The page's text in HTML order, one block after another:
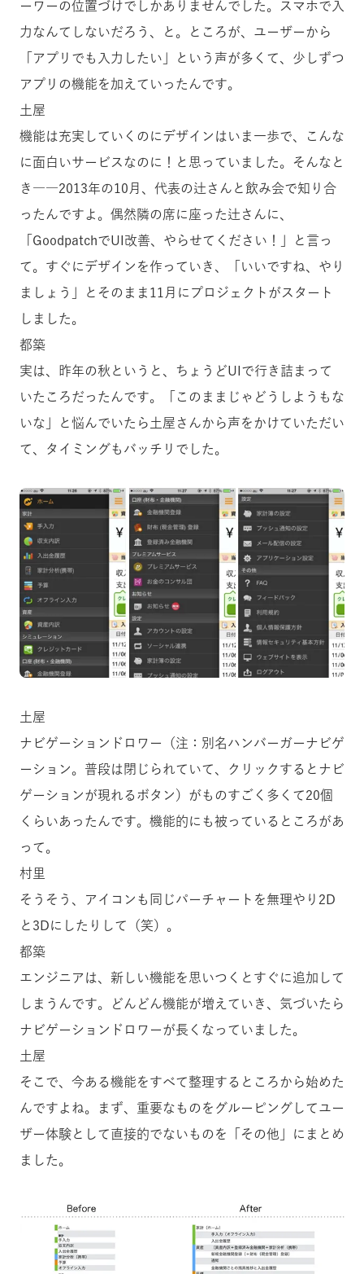
ーワーの位置づけでしかありませんでした。スマホで入
力なんてしないだろう、と。ところが、ユーザーから
「アプリでも入力したい」という声が多くて、少しずつ
アプリの機能を加えていったんです。
土屋
機能は充実していくのにデザインはいま一歩で、こんな
に面白いサービスなのに！と思っていました。そんなと
き――2013年の10月、代表の辻さんと飲み会で知り合
ったんですよ。偶然隣の席に座った辻さんに、
「GoodpatchでUI改善、やらせてください！」と言っ
て。すぐにデザインを作っていき、「いいですね、やり
ましょう」とそのまま11月にプロジェクトがスタート
しました。
都築
実は、昨年の秋というと、ちょうどUIで行き詰まって
いたころだったんです。「このままじゃどうしようもな
いな」と悩んでいたら土屋さんから声をかけていただい
て、タイミングもバッチリでした。
土屋
ナビゲーションドロワー（注：別名ハンバーガーナビゲ
ーション。普段は閉じられていて、クリックするとナビ
ゲーションが現れるボタン）がものすごく多くて20個
くらいあったんです。機能的にも被っているところがあ
って。
村里
そうそう、アイコンも同じパーチャートを無理やり2D
と3Dにしたりして（笑）。
都築
エンジニアは、新しい機能を思いつくとすぐに追加して
しまうんです。どんどん機能が増えていき、気づいたら
ナビゲーションドロワーが長くなっていました。
土屋
そこで、今ある機能をすべて整理するところから始めた
んですよね。まず、重要なものをグルーピングしてユー
ザー体験として直接的でないものを「その他」にまとめ
ました。